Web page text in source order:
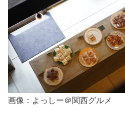
画像：よっしー＠関西グルメ